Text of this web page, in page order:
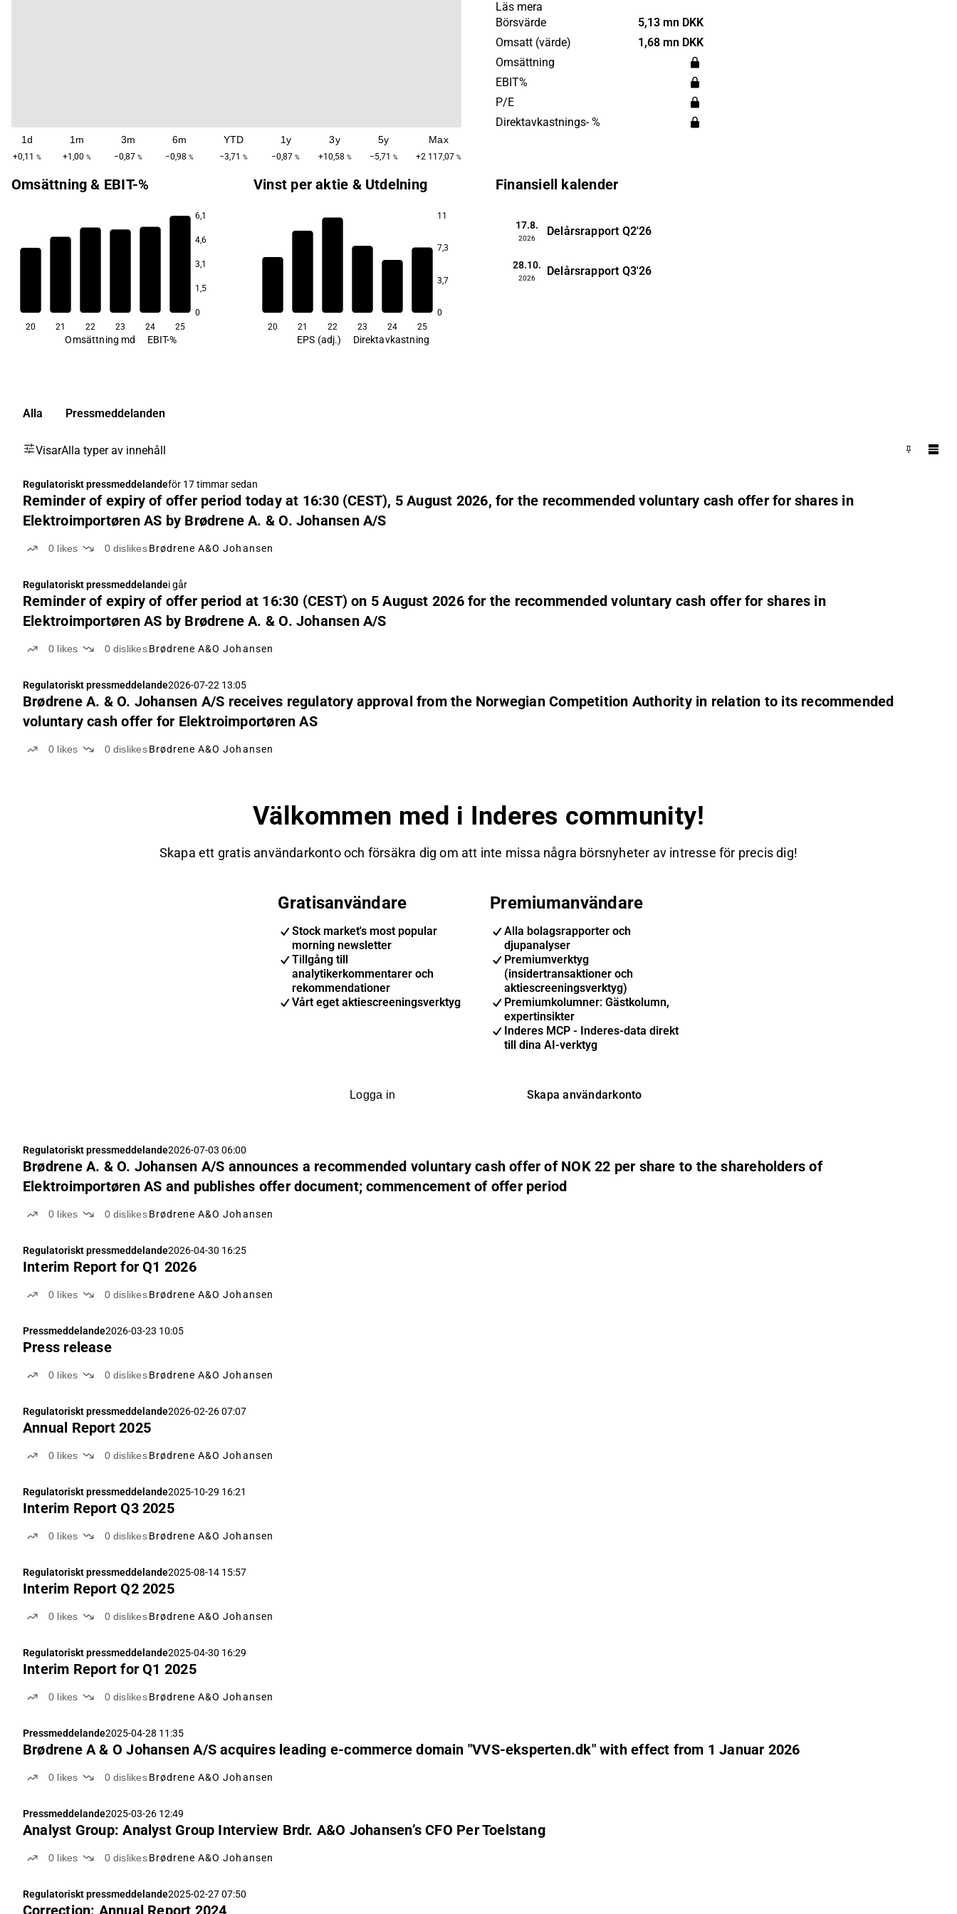
1d
+0,11 %
1m
+1,00 %
3m
−0,87 %
6m
−0,98 %
YTD
−3,71 %
1y
−0,87 %
3y
+10,58 %
5y
−5,71 %
Max
+2 117,07 %
inkluderar rör, elkablar,
isoleringsmaterial, pumpar,
dammsugare, cementblandare, samt
verktyg. Störst verksamhet återfinns
inom den nordiska - och baltiska
marknaden. Bolaget grundades 1914
och har sitt huvudkontor i Albertslund.
Läs mera
Börsvärde
5,13 mn DKK
Omsatt (värde)
1,68 mn DKK
Omsättning
EBIT%
P/E
Direktavkastnings- %
Omsättning & EBIT-%
6,1
4,6
3,1
1,5
0
20 21 22 23 24 25
Omsättning md EBIT-%
Vinst per aktie & Utdelning
11
7,3
3,7
0
20 21 22 23 24 25
EPS (adj.) Direktavkastning
Finansiell kalender
17.8.
2026
Delårsrapport Q2'26
28.10.
2026
Delårsrapport Q3'26
Alla Pressmeddelanden
VisarAlla typer av innehåll
Regulatoriskt pressmeddelandeför 17 timmar sedan
Reminder of expiry of offer period today at 16:30 (CEST), 5 August 2026, for the recommended voluntary cash offer for shares in
Elektroimportøren AS by Brødrene A. & O. Johansen A/S
0 likes 0 dislikes Brødrene A&O Johansen
Regulatoriskt pressmeddelandei går
Reminder of expiry of offer period at 16:30 (CEST) on 5 August 2026 for the recommended voluntary cash offer for shares in
Elektroimportøren AS by Brødrene A. & O. Johansen A/S
0 likes 0 dislikes Brødrene A&O Johansen
Regulatoriskt pressmeddelande2026-07-22 13:05
Brødrene A. & O. Johansen A/S receives regulatory approval from the Norwegian Competition Authority in relation to its recommended
voluntary cash offer for Elektroimportøren AS
0 likes 0 dislikes Brødrene A&O Johansen
Välkommen med i Inderes community!
Skapa ett gratis användarkonto och försäkra dig om att inte missa några börsnyheter av intresse för precis dig!
Gratisanvändare
Stock market's most popular
morning newsletter
Tillgång till
analytikerkommentarer och
rekommendationer
Vårt eget aktiescreeningsverktyg
Premiumanvändare
Alla bolagsrapporter och
djupanalyser
Premiumverktyg
(insidertransaktioner och
aktiescreeningsverktyg)
Premiumkolumner: Gästkolumn,
expertinsikter
Inderes MCP - Inderes-data direkt
till dina AI-verktyg
Logga in Skapa användarkonto
Regulatoriskt pressmeddelande2026-07-03 06:00
Brødrene A. & O. Johansen A/S announces a recommended voluntary cash offer of NOK 22 per share to the shareholders of
Elektroimportøren AS and publishes offer document; commencement of offer period
0 likes 0 dislikes Brødrene A&O Johansen
Regulatoriskt pressmeddelande2026-04-30 16:25
Interim Report for Q1 2026
0 likes 0 dislikes Brødrene A&O Johansen
Pressmeddelande2026-03-23 10:05
Press release
0 likes 0 dislikes Brødrene A&O Johansen
Regulatoriskt pressmeddelande2026-02-26 07:07
Annual Report 2025
0 likes 0 dislikes Brødrene A&O Johansen
Regulatoriskt pressmeddelande2025-10-29 16:21
Interim Report Q3 2025
0 likes 0 dislikes Brødrene A&O Johansen
Regulatoriskt pressmeddelande2025-08-14 15:57
Interim Report Q2 2025
0 likes 0 dislikes Brødrene A&O Johansen
Regulatoriskt pressmeddelande2025-04-30 16:29
Interim Report for Q1 2025
0 likes 0 dislikes Brødrene A&O Johansen
Pressmeddelande2025-04-28 11:35
Brødrene A & O Johansen A/S acquires leading e-commerce domain "VVS-eksperten.dk" with effect from 1 Januar 2026
0 likes 0 dislikes Brødrene A&O Johansen
Pressmeddelande2025-03-26 12:49
Analyst Group: Analyst Group Interview Brdr. A&O Johansen’s CFO Per Toelstang
0 likes 0 dislikes Brødrene A&O Johansen
Regulatoriskt pressmeddelande2025-02-27 07:50